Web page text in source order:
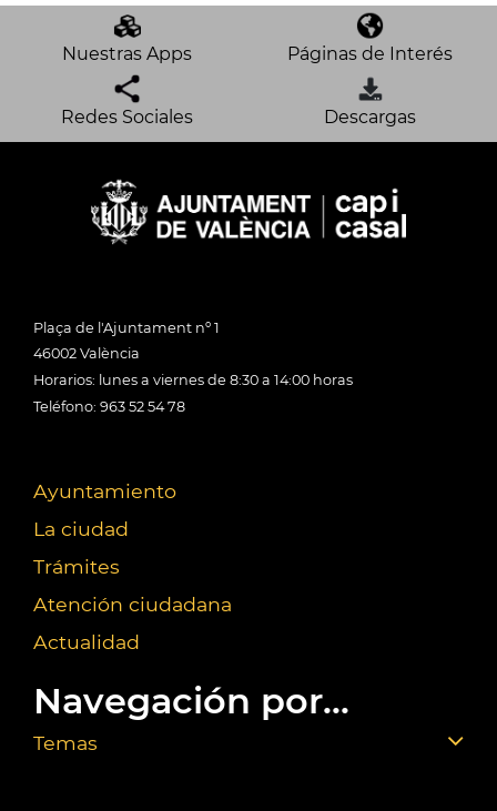
Nuestras Apps Páginas de Interés
Redes Sociales Descargas
Plaça de l'Ajuntament nº 1
46002 València
Horarios: lunes a viernes de 8:30 a 14:00 horas
Teléfono: 963 52 54 78
Ayuntamiento
La ciudad
Trámites
Atención ciudadana
Actualidad
Navegación por...
Temas